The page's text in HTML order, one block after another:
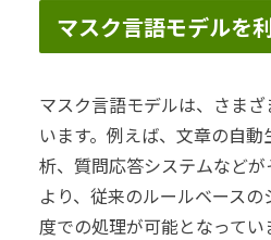
マスク言語モデルを
マスク言語モデルは、さま
います。例えば、文章の自
析、質問応答システムなど
より、従来のルールベース
度での処理が可能となってい